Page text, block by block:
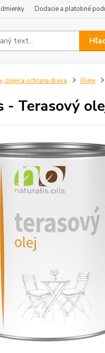
Dodacie a platobné
oleje a ochrana dreva Oleje
- Terasový